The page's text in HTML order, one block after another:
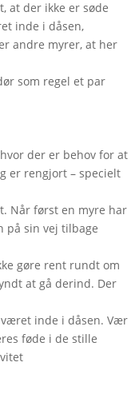
at der ikke er søde
inde i dåsen,
andre myrer, at her
som regel et par
der er behov for at
er rengjort – specielt
Når først en myre har
på sin vej tilbage
gøre rent rundt om
at gå derind. Der
inde i dåsen. Vær
føde i de stille